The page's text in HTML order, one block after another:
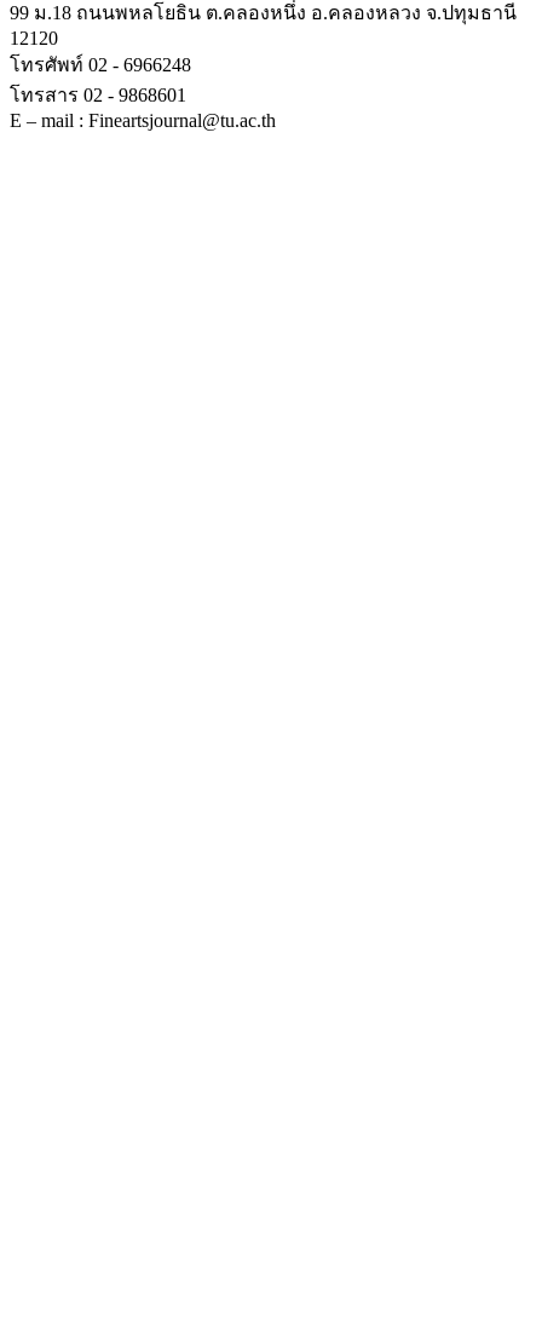
99 ม.18 ถนนพหลโยธิน ต.คลองหนึ่ง อ.คลองหลวง จ.ปทุมธานี
12120
โทรศัพท์ 02 - 6966248
โทรสาร 02 - 9868601
E – mail : Fineartsjournal@tu.ac.th